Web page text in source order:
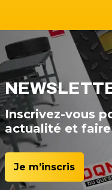
Inscrivez-vous
actualité et
Je m’inscris